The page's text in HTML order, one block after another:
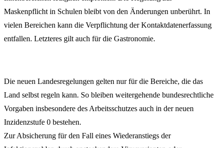
Maskenpflicht in Schulen bleibt von den Änderungen unberührt. In
vielen Bereichen kann die Verpflichtung der Kontaktdatenerfassung
entfallen. Letzteres gilt auch für die Gastronomie.
Die neuen Landesregelungen gelten nur für die Bereiche, die das
Land selbst regeln kann. So bleiben weitergehende bundesrechtliche
Vorgaben insbesondere des Arbeitsschutzes auch in der neuen
Inzidenzstufe 0 bestehen.
Zur Absicherung für den Fall eines Wiederanstiegs der